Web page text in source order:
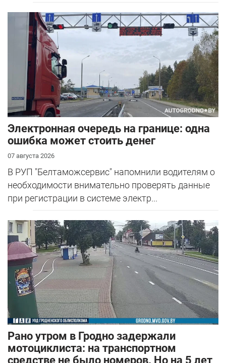
Электронная очередь на границе: одна
ошибка может стоить денег
07 августа 2026
В РУП "Белтаможсервис" напомнили водителям о
необходимости внимательно проверять данные
при регистрации в системе электр...
Рано утром в Гродно задержали
мотоциклиста: на транспортном
средстве не было номеров. Но на 5 лет